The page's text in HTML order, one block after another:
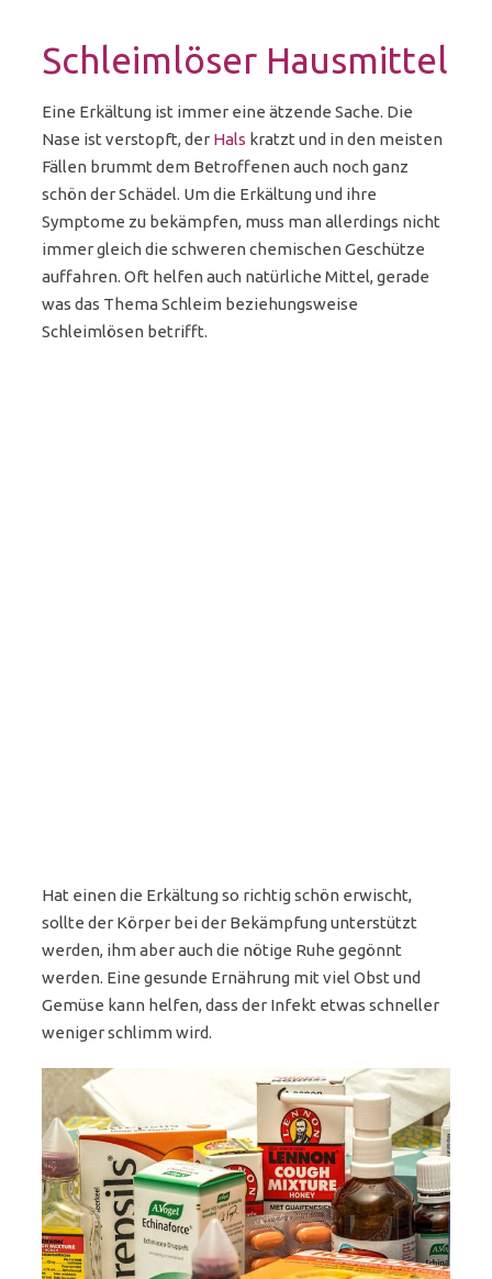
Schleimlöser Hausmittel
Eine Erkältung ist immer eine ätzende Sache. Die
Nase ist verstopft, der Hals kratzt und in den meisten
Fällen brummt dem Betroffenen auch noch ganz
schön der Schädel. Um die Erkältung und ihre
Symptome zu bekämpfen, muss man allerdings nicht
immer gleich die schweren chemischen Geschütze
auffahren. Oft helfen auch natürliche Mittel, gerade
was das Thema Schleim beziehungsweise
Schleimlösen betrifft.
Hat einen die Erkältung so richtig schön erwischt,
sollte der Körper bei der Bekämpfung unterstützt
werden, ihm aber auch die nötige Ruhe gegönnt
werden. Eine gesunde Ernährung mit viel Obst und
Gemüse kann helfen, dass der Infekt etwas schneller
weniger schlimm wird.